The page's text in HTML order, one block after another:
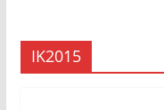
IK2015